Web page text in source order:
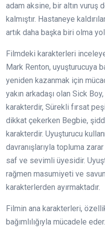
adam aksine, bir altın vuruş
kalmıştır. Hastaneye
artık daha başka biri olma
Filmdeki karakterleri
Mark Renton, uyuşturucuya
yeniden kazanmak için
yakın arkadaşı olan Sick
karakterdir, Sürekli fırsat
dikkat çekerken Begbie,
karakterdir. Uyuşturucu
davranışlarıyla topluma
saf ve sevimli üyesidir.
rağmen masumiyeti ve
karakterlerden ayırmaktadır.
Filmin ana karakterleri,
bağımlılığıyla mücadele